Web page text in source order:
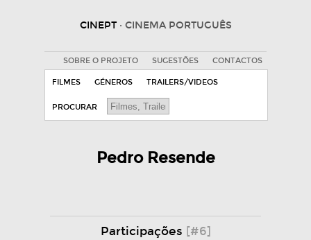
CINEPT · CINEMA PORTUGUÊS
SOBRE O PROJETO SUGESTÕES CONTACTOS
FILMES GÉNEROS TRAILERS/VIDEOS
PROCURAR
Pedro Resende
Participações [#6]